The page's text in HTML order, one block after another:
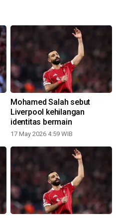
Mohamed Salah sebut
Liverpool kehilangan
identitas bermain
17 May 2026 4:59 WIB